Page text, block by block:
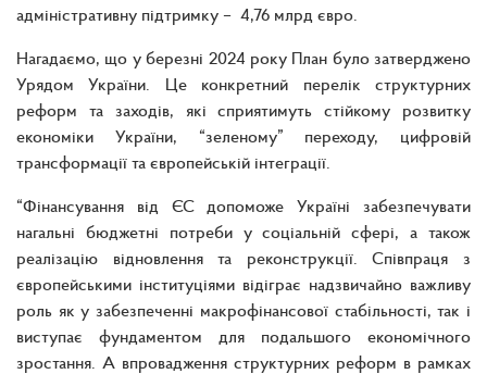
адміністративну підтримку – 4,76 млрд євро.
Нагадаємо, що у березні 2024 року План було затверджено
Урядом України. Це конкретний перелік структурних
реформ та заходів, які сприятимуть стійкому розвитку
економіки України, “зеленому” переходу, цифровій
трансформації та європейській інтеграції.
“Фінансування від ЄС допоможе Україні забезпечувати
нагальні бюджетні потреби у соціальній сфері, а також
реалізацію відновлення та реконструкції. Співпраця з
європейськими інституціями відіграє надзвичайно важливу
роль як у забезпеченні макрофінансової стабільності, так і
виступає фундаментом для подальшого економічного
зростання. А впровадження структурних реформ в рамках